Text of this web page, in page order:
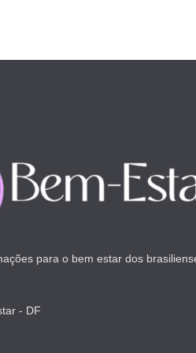
para o bem estar dos
- DF